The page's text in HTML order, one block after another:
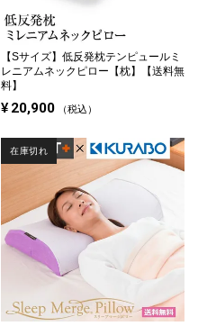
【Sサイズ】 低反発枕テンピュールミ
レニアムネックピロー【枕】【送料無
料】
¥ 20,900 税込
在庫切れ